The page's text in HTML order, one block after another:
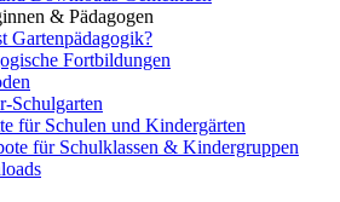
& Pädagogen
Gartenpädagogik?
Fortbildungen
Schulgarten
für Schulen und Kindergärten
für Schulklassen & Kindergruppen